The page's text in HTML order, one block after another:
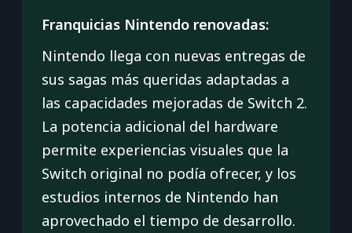
Franquicias Nintendo renovadas:
Nintendo llega con nuevas entregas de
sus sagas más queridas adaptadas a
las capacidades mejoradas de Switch 2.
La potencia adicional del hardware
permite experiencias visuales que la
Switch original no podía ofrecer, y los
estudios internos de Nintendo han
aprovechado el tiempo de desarrollo.